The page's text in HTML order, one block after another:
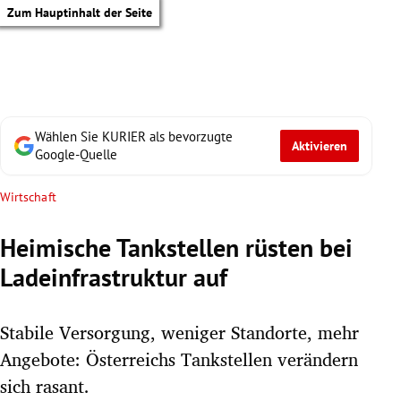
Zum Hauptinhalt der Seite
Untermenü
Wählen Sie KURIER als bevorzugte
Google-Quelle
Aktivieren
Wirtschaft
Heimische Tankstellen rüsten bei
Ladeinfrastruktur auf
Stabile Versorgung, weniger Standorte, mehr
Angebote: Österreichs Tankstellen verändern
sich rasant.